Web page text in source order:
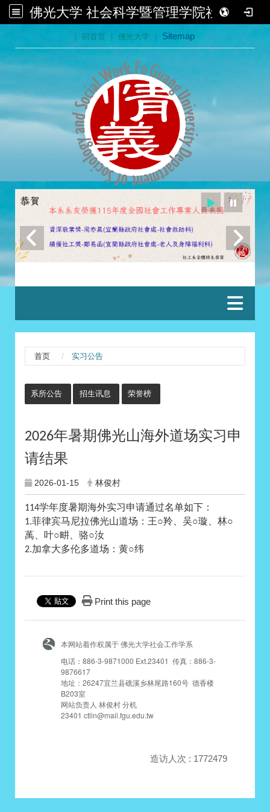
佛光大学 社会科学暨管理学院社会学系
| 回首页 | 佛光大学 | Sitemap
首页 实习公告
系所公告 招生讯息 荣誉榜
2026年暑期佛光山海外道场实习申
请结果
2026-01-15 林俊村
114学年度暑期海外实习申请通过名单如下：
1.菲律宾马尼拉佛光山道场：王○羚、吴○璇、林○
萭、叶○畊、骆○汝
2.加拿大多伦多道场：黄○纬
Print this page
本网站着作权属于 佛光大学社会工作学系
电话：886-3-9871000 Ext.23401 传真：886-3-
9876617
地址：26247宜兰县礁溪乡林尾路160号 德香楼
B203室
网站负责人 林俊村 分机
23401 ctlin@mail.fgu.edu.tw
造访人次 : 1772479